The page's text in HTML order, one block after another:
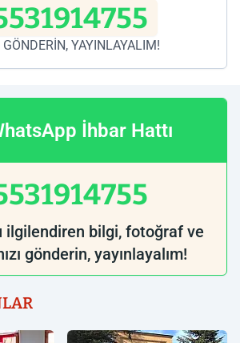
GÖNDERİN, YAYINLAYALIM!
İhbar Hattı
ilgilendiren bilgi, fotoğraf ve
gönderin, yayınlayalım!